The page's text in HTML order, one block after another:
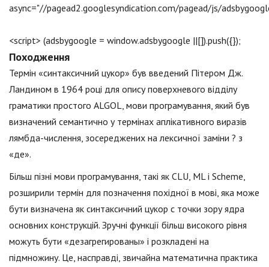
async="//pagead2.googlesyndication.com/pagead/js/
<script> (adsbygoogle = window.adsbygoogle ||[]).push({});
Походження
Термін «синтаксичний цукор» був введений Пітером Дж.
Ландином в 1964 році для опису поверхневого відділу
граматики простого ALGOL, мови програмування, який був
визначений семантично у термінах аплікативного виразів
лямбда-числення, зосереджених на лексичної заміни ? з
«де».
Більш пізні мови програмування, такі як CLU, ML і Scheme,
розширили термін для позначення похідної в мові, яка може
бути визначена як синтаксичний цукор c точки зору ядра
основних конструкцій. Зручні функції більш високого рівня
можуть бути «дезагрегированы» і розкладені на
підмножину. Це, насправді, звичайна математична практика